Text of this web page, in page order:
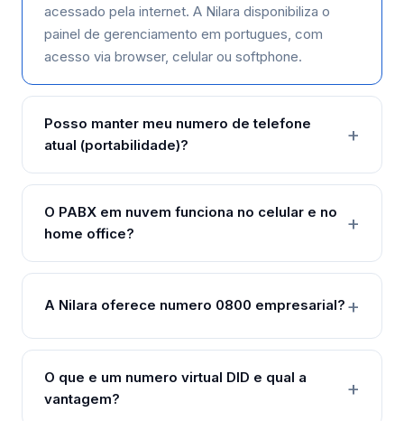
acessado pela internet. A Nilara disponibiliza o
painel de gerenciamento em portugues, com
acesso via browser, celular ou softphone.
Posso manter meu numero de telefone
atual (portabilidade)?
O PABX em nuvem funciona no celular e no
home office?
A Nilara oferece numero 0800 empresarial?
O que e um numero virtual DID e qual a
vantagem?